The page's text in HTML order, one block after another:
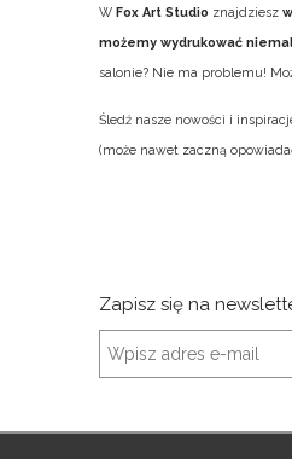
W Fox Art Studio znajdziesz
możemy wydrukować
salonie? Nie ma problemu!
Śledź nasze nowości i
(może nawet zaczną
Zapisz się na